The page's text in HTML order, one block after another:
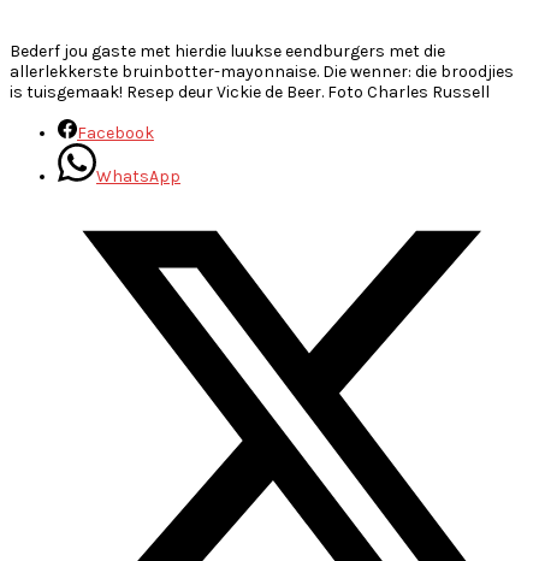
Bederf jou gaste met hierdie luukse eendburgers met die
allerlekkerste bruinbotter-mayonnaise. Die wenner: die broodjies
is tuisgemaak! Resep deur Vickie de Beer. Foto Charles Russell
Facebook
WhatsApp